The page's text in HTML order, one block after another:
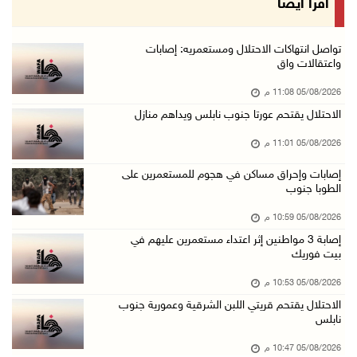
باسم الرئيس: وزير الداخلية يمنح العميد جيسون ...
الاحتلال يقتحم كفر مالك ودير جرير ومستعمرون ي ...
"التربية" تخرج الفوج الأول من مدربي المعلمين ...
05/آب/2026 06:44 م
عبد السلام السيد يفوز بترشيح الديمقراطيين لمج ...
05/آب/2026 06:43 م
الهلال الأحمر: 8 إصابات إثر اعتداء الاحتلال ...
مخطط استعماري جديد في "جيلو" يهدد بعزل القدس ...
05/آب/2026 06:10 م
الاحتلال ينصب حاجزًا عسكريًا على مدخل بلدة دي ...
اقرأ أيضا
تواصل انتهاكات الاحتلال ومستعمريه: إصابات
واعتقالات واق
05/08/2026 11:08 م
الاحتلال يقتحم عورتا جنوب نابلس ويداهم منازل
05/08/2026 11:01 م
إصابات وإحراق مساكن في هجوم للمستعمرين على
الطوبا جنوب
05/08/2026 10:59 م
إصابة 3 مواطنين إثر اعتداء مستعمرين عليهم في
بيت فوريك
05/08/2026 10:53 م
الاحتلال يقتحم قريتي اللبن الشرقية وعمورية جنوب
نابلس
05/08/2026 10:47 م